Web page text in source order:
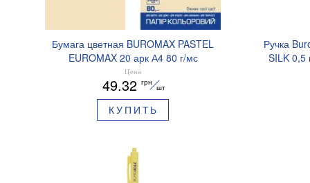
Бумага цветная BUROMAX PASTEL
EUROMAX 20 арк А4 80 г/мс
BM.2721220E-08
Цена
49.32 грн
шт
КУПИТЬ
Ручка
SILK 0,5